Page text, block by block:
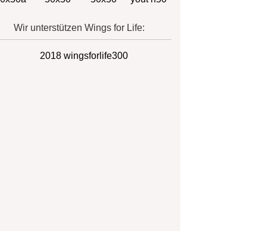
Wir unterstützen Wings for Life: